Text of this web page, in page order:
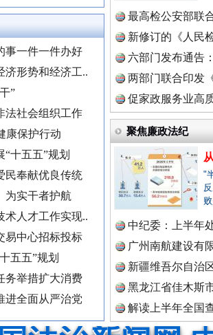
事一件一件办好
济形势和经济工..
”
法社会组织工作
康保护行动
十五五”规划
民奉献优良传统
为实干者护航
术人才工作实现..
易中心招标投标
五五”规划
务举措扩大消费
进全面从严治党
最高检公安部联
周岁未..
新修订的《人民
布
六部门发布通告
两部门联合印发
定》
促家政服务业高
聚焦廉政法纪
"
中纪委：上半年
广州南航建设有
新疆维吾尔自治
黑龙江省佳木斯
解读上半年全国
数据
公众新闻网.
公民新闻网.
公共新闻网.
法制新闻网.
法治新闻网.
隐匿收入偷税被查处..
连巍巍树丰碑 高回报